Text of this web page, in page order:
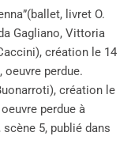
livret O.
Gagliano, Vittoria
création le 14
oeuvre perdue.
création le
perdue à
scène 5, publié dans